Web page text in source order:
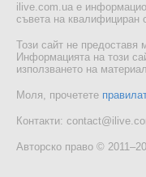
ilive.com.ua е
съвета на квалифициран
Този сайт не предоставя
Информацията на този
използването на
Моля, прочетете
Контакти:
Авторско право ©